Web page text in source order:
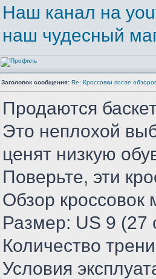
Наш канал на
наш чудесный
Заголовок сообщения: Re: Кроссовки после
Продаются
Это неплохой
ценят низкую
Поверьте, эти
Обзор
Размер: US 9 (27
Количество
Условия